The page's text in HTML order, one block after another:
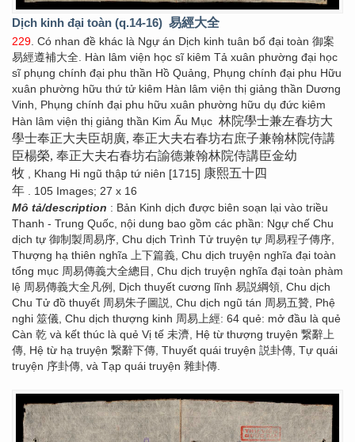
Dịch kinh đại toàn (q.14-16) 易經大全
229 . Có nhan đề khác là Ngự án Dịch kinh tuân bổ đại toàn 御案
易經遵補大全. Hàn lâm viện học sĩ kiêm Tả xuân phường đại học
sĩ phụng chính đại phu thần Hồ Quảng, Phụng chính đại phu Hữu
xuân phường hữu thứ tử kiêm Hàn lâm viện thị giảng thần Dương
Vinh, Phụng chính đại phu hữu xuân phường hữu dụ đức kiêm
Hàn lâm viện thị giảng thần Kim Ấu Mục 林院學士兼左春坊大
學士奉正大夫臣胡廣, 奉正大夫右春坊右庶子兼翰林院侍講
臣楊榮, 奉正大夫右春坊右諭德兼翰林院侍講臣金幼
牧 , Khang Hi ngũ thập tứ niên [1715] 康熙五十四
年 . 105 Images; 27 x 16
Mô tả/description : Bản Kinh dịch được biên soạn lại vào triều
Thanh - Trung Quốc, nội dung bao gồm các phần: Ngự chế Chu
dịch tự 御制製周易序, Chu dịch Trình Tử truyện tự 周易程子傳序,
Thượng hạ thiên nghĩa 上下篇義, Chu dịch truyện nghĩa đại toàn
tổng mục 周易傳義大全總目, Chu dịch truyện nghĩa đại toàn phàm
lệ 周易傳義大全凡例, Dịch thuyết cương lĩnh 易説綱領, Chu dịch
Chu Tử đồ thuyết 周易朱子圖説, Chu dịch ngũ tán 周易五贊, Phệ
nghi 筮儀, Chu dịch thượng kinh 周易上經: 64 quẻ: mở đầu là quẻ
Càn 乾 và kết thúc là quẻ Vị tế 未濟, Hệ từ thượng truyện 繋辭上
傳, Hệ từ hạ truyện 繋辭下傳, Thuyết quái truyện 説卦傳, Tự quái
truyện 序卦傳, và Tạp quái truyện 雜卦傳.